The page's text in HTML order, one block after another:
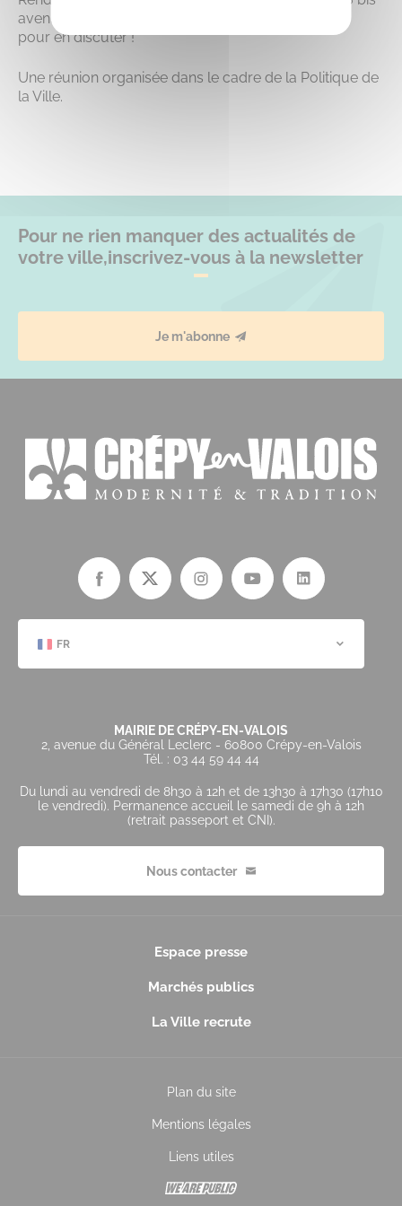
avenue Pasteur (rez-de-chaussée de la résidence)
pour en discuter !
Une réunion organisée dans le cadre de la Politique de
la Ville.
Pour ne rien manquer des actualités de
votre ville,inscrivez-vous à la newsletter
Je m'abonne
FR
MAIRIE DE CRÉPY-EN-VALOIS
2, avenue du Général Leclerc - 60800 Crépy-en-Valois
Tél. : 03 44 59 44 44
Du lundi au vendredi de 8h30 à 12h et de 13h30 à 17h30 (17h10
le vendredi). Permanence accueil le samedi de 9h à 12h
(retrait passeport et CNI).
Nous contacter
Espace presse
Marchés publics
La Ville recrute
Plan du site
Mentions légales
Liens utiles